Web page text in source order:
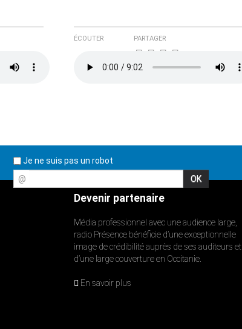
ÉCOUTER PARTAGER
Je ne suis pas un robot
@
Devenir partenaire
Média professionnel avec une audience large,
radio Présence bénéficie d’une exceptionnelle
image de crédibilité auprès de ses auditeurs et
d’une large couverture en Occitanie.
En savoir plus